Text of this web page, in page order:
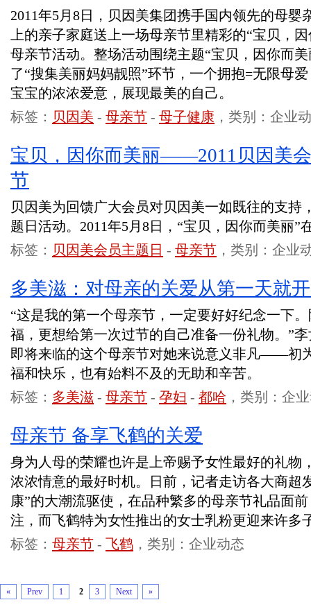
2011年5月8日，贝因美集团携手国内领先的母婴
上的亲子家庭送上一场母亲节里精彩的“宝贝，
母亲节活动。整场活动围绕主题“宝贝，因你而
了“搜集美丽妈妈靓照”环节，一个拥抱=无限母
宝宝的浓浓爱意，展现最美的自己。
标签： 贝因美 - 母亲节 - 母子健康 ，类别：企业
宝贝，因你而美丽——2011贝因美
节
贝因美为回馈广大会员对贝因美一如既往的支持
题日活动。2011年5月8日，“宝贝，因你而美丽”
标签： 贝因美会员主题日 - 母亲节 ，类别：企业
多美滋：对母亲的关爱从第一天就
“这是我的第一个母亲节，一定要好好纪念一下
福，更想给第一次过节的自己准备一份礼物。”
即将来临的这个母亲节对她来说意义非凡——初
福和快乐，也有始料不及的无助和辛苦。
标签： 多美滋 - 母亲节 - 孕妇 - 都哈 ，类别：企
母亲节 备享飞鹤的关爱
身为人母的荣耀也许是上帝赐予女性最好的礼物
浓浓情意的最好时机。日前，记者走访各大商超
康”的大潮流驱使，在品种繁多的母亲节礼品面
注，而飞鹤特为女性推出的女士乳粉更迎来许多
标签： 母亲节 - 飞鹤 ，类别：企业动态
« Prev 1 2 3 Next »